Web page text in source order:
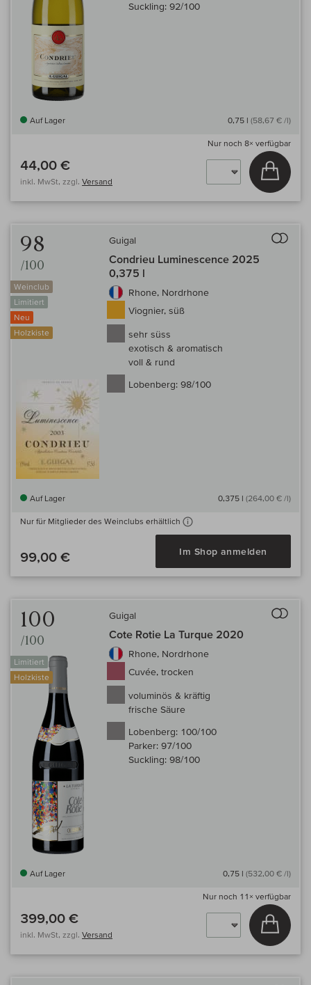
Suckling: 92/100
Auf Lager 0,75 l (58,67 € /l)
Nur noch 8× verfügbar
44,00 €
inkl. MwSt, zzgl. Versand
In
98
/100
Weinclub
Limitiert
Neu
Holzkiste
Guigal
Condrieu Luminescence 2025
0,375 l
Rhone, Nordrhone
Viognier, süß
sehr süss
exotisch & aromatisch
voll & rund
Lobenberg: 98/100
Auf Lager 0,375 l (264,00 € /l)
Nur für Mitglieder des Weinclubs erhältlich
99,00 € Im Shop anmelden
100
/100
Limitiert
Holzkiste
Guigal
Cote Rotie La Turque 2020
Rhone, Nordrhone
Cuvée, trocken
voluminös & kräftig
frische Säure
Lobenberg: 100/100
Parker: 97/100
Suckling: 98/100
Auf Lager 0,75 l (532,00 € /l)
Nur noch 11× verfügbar
399,00 €
inkl. MwSt, zzgl. Versand
In